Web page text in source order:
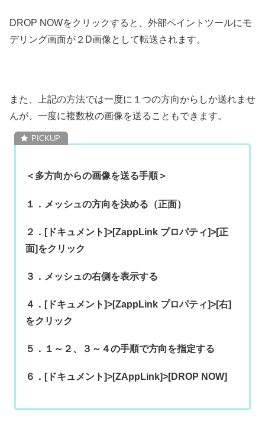
DROP NOWをクリックすると、外部ペイントツールにモ
デリング画面が２D画像として転送されます。
また、上記の方法では一度に１つの方向からしか送れませ
んが、一度に複数枚の画像を送ることもできます。
＜多方向からの画像を送る手順＞
１．メッシュの方向を決める（正面）
２．[ドキュメント]>[ZappLink プロパティ]>[正
面]をクリック
３．メッシュの右側を表示する
４．[ドキュメント]>[ZappLink プロパティ]>[右]
をクリック
５．１～２、３～４の手順で方向を指定する
６．[ドキュメント]>[ZAppLink]>[DROP NOW]